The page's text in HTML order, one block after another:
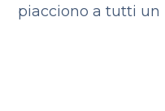
piacciono a tutti un